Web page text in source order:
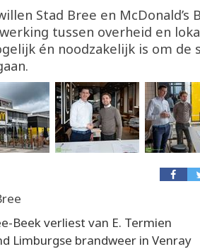
Stad Bree en McDonald’s
tussen overheid en
én noodzakelijk is om de
Beek verliest van E. Termien
Limburgse brandweer in Venray